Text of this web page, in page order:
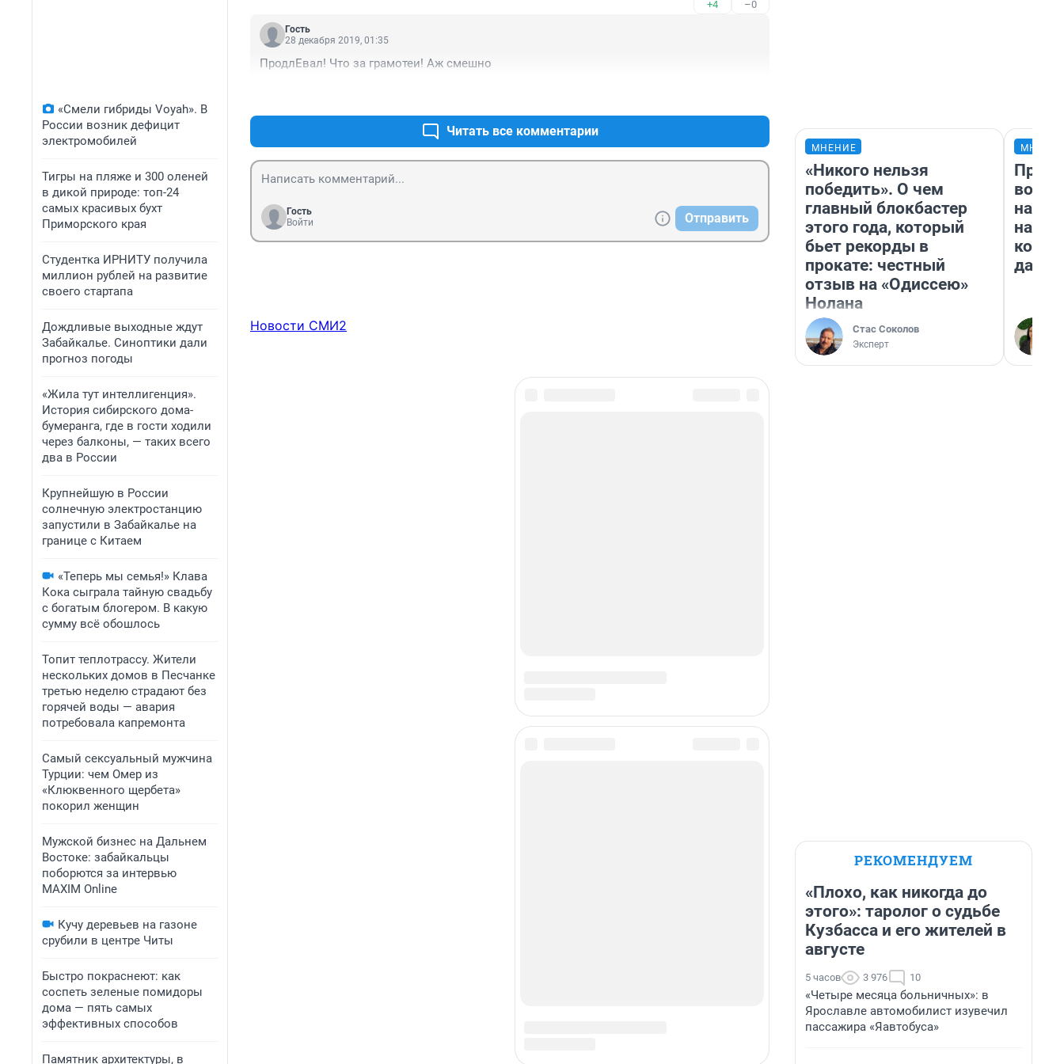
«Смели гибриды Voyah». В
России возник дефицит
электромобилей
Тигры на пляже и 300 оленей
в дикой природе: топ-24
самых красивых бухт
Приморского края
Студентка ИРНИТУ получила
миллион рублей на развитие
своего стартапа
Дождливые выходные ждут
Забайкалье. Синоптики дали
прогноз погоды
«Жила тут интеллигенция».
История сибирского дома-
бумеранга, где в гости ходили
через балконы, — таких всего
два в России
Крупнейшую в России
солнечную электростанцию
запустили в Забайкалье на
границе с Китаем
«Теперь мы семья!» Клава
Кока сыграла тайную свадьбу
с богатым блогером. В какую
сумму всё обошлось
Топит теплотрассу. Жители
нескольких домов в Песчанке
третью неделю страдают без
горячей воды — авария
потребовала капремонта
Самый сексуальный мужчина
Турции: чем Омер из
«Клюквенного щербета»
покорил женщин
Мужской бизнес на Дальнем
Востоке: забайкальцы
поборются за интервью
MAXIM Online
Кучу деревьев на газоне
срубили в центре Читы
Быстро покраснеют: как
соспеть зеленые помидоры
дома — пять самых
эффективных способов
Памятник архитектуры, в
+4 –0
Гость
28 декабря 2019, 01:35
ПродлЕвал! Что за грамотеи! Аж смешно
Читать все комментарии
Гость
Войти
Отправить
Новости СМИ2
МНЕНИЕ
«Никого нельзя
победить». О чем
главный блокбастер
этого года, который
бьет рекорды в
прокате: честный
отзыв на «Одиссею»
Нолана
Стас Соколов
Эксперт
нам
даже
РЕКОМЕНДУЕМ
«Плохо, как никогда до
этого»: таролог о судьбе
Кузбасса и его жителей в
августе
5 часов 3 976 10
«Четыре месяца больничных»: в
Ярославле автомобилист изувечил
пассажира «Яавтобуса»